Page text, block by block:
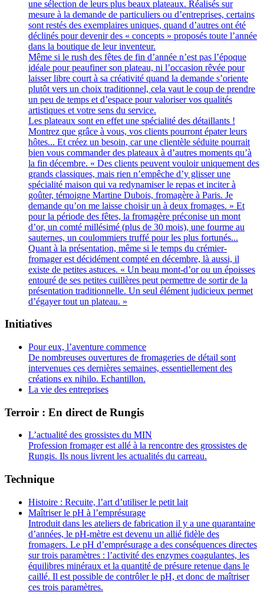
une sélection de leurs plus beaux plateaux. Réalisés sur
mesure à la demande de particuliers ou d’entreprises, certains
sont restés des exemplaires uniques, quand d’autres ont été
déclinés pour devenir des « concepts » proposés toute l’année
dans la boutique de leur inventeur.
Même si le rush des fêtes de fin d’année n’est pas l’époque
idéale pour peaufiner son plateau, ni l’occasion rêvée pour
laisser libre court à sa créativité quand la demande s’oriente
plutôt vers un choix traditionnel, cela vaut le coup de prendre
un peu de temps et d’espace pour valoriser vos qualités
artistiques et votre sens du service.
Les plateaux sont en effet une spécialité des détaillants !
Montrez que grâce à vous, vos clients pourront épater leurs
hôtes... Et créez un besoin, car une clientèle séduite pourrait
bien vous commander des plateaux à d’autres moments qu’à
la fin décembre. « Des clients peuvent vouloir uniquement des
grands classiques, mais rien n’empêche d’y glisser une
spécialité maison qui va redynamiser le repas et inciter à
goûter, témoigne Martine Dubois, fromagère à Paris. Je
demande qu’on me laisse choisir un à deux fromages. » Et
pour la période des fêtes, la fromagère préconise un mont
d’or, un comté millésimé (plus de 30 mois), une fourme au
sauternes, un coulommiers truffé pour les plus fortunés...
Quant à la présentation, même si le temps du crémier-
fromager est décidément compté en décembre, là aussi, il
existe de petites astuces. « Un beau mont-d’or ou un époisses
entouré de ses petites cuillères peut permettre de sortir de la
présentation traditionnelle. Un seul élément judicieux permet
d’égayer tout un plateau. »
Initiatives
Pour eux, l’aventure commence
De nombreuses ouvertures de fromageries de détail sont
intervenues ces dernières semaines, essentiellement des
créations ex nihilo. Echantillon.
La vie des entreprises
Terroir : En direct de Rungis
L’actualité des grossistes du MIN
Profession fromager est allé à la rencontre des grossistes de
Rungis. Ils nous livrent les actualités du carreau.
Technique
Histoire : Recuite, l’art d’utiliser le petit lait
Maîtriser le pH à l’emprésurage
Introduit dans les ateliers de fabrication il y a une quarantaine
d’années, le pH-mètre est devenu un allié fidèle des
fromagers. Le pH d’emprésurage a des conséquences directes
sur trois paramètres : l’activité des enzymes coagulantes, les
équilibres minéraux et la quantité de présure retenue dans le
caillé. Il est possible de contrôler le pH, et donc de maîtriser
ces trois paramètres.